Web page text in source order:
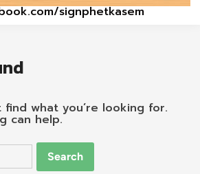
signphetkasem
find what you’re looking for.
can help.